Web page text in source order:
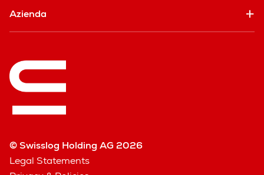
Azienda
© Swisslog Holding AG 2026
Legal Statements